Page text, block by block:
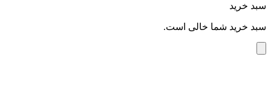
سبد خرید
سبد خرید شما خالی است.